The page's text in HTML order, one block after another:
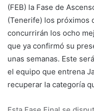
(FEB) la Fase de
(Tenerife) los próximos
concurrirán los ocho
que ya confirmó su
unas semanas. Este
el equipo que entrena
recuperar la categoría